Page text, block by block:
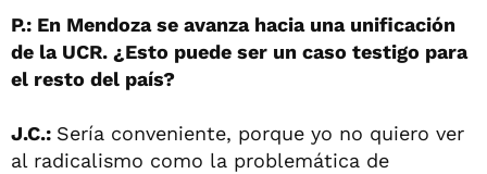
P.: En Mendoza se avanza hacia una unificación
de la UCR. ¿Esto puede ser un caso testigo para
el resto del país?
J.C.: Sería conveniente, porque yo no quiero ver
al radicalismo como la problemática de